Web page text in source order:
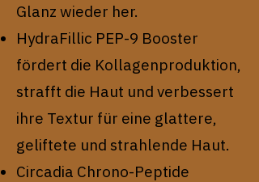
Glanz wieder her.
HydraFillic PEP-9 Booster
fördert die Kollagenproduktion,
strafft die Haut und verbessert
ihre Textur für eine glattere,
geliftete und strahlende Haut.
Circadia Chrono-Peptide